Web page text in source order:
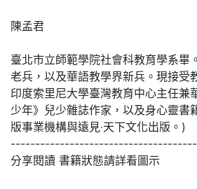
陳孟君
臺北市立師範學院社會科教育學系畢
老兵，以及華語教學界新兵。現接受
印度索里尼大學臺灣教育中心主任兼
少年》兒少雜誌作家，以及身心靈書
版事業機構與遠見‧天下文化出版。)
分享閱讀 書籍狀態請詳看圖示